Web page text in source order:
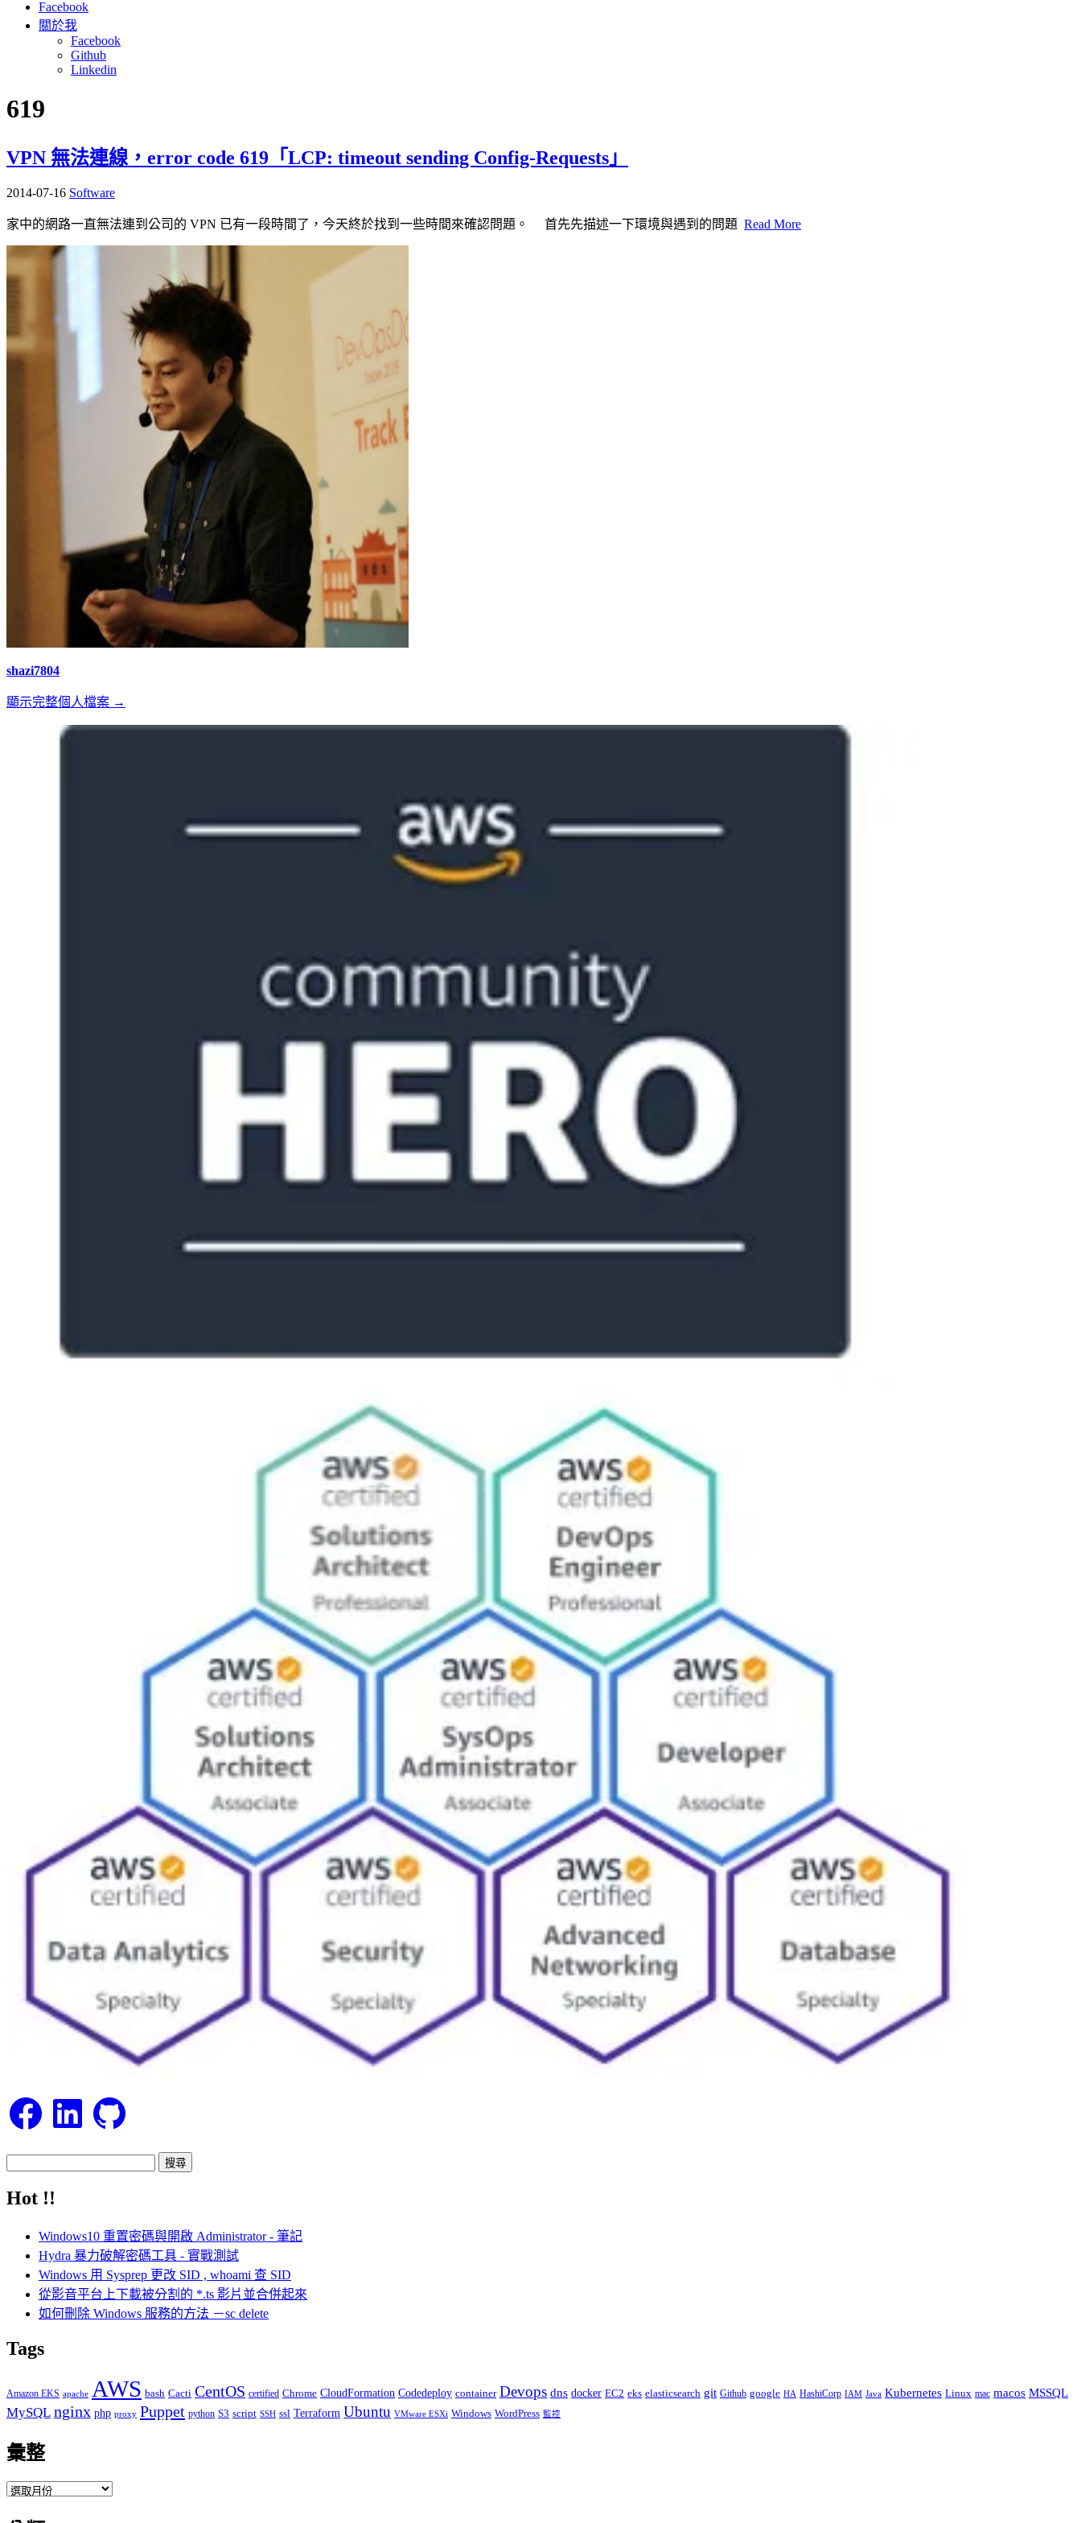
Facebook
關於我
Facebook
Github
Linkedin
619
VPN 無法連線，error code 619「LCP: timeout sending Config-Requests」
2014-07-16 Software
家中的網路一直無法連到公司的 VPN 已有一段時間了，今天終於找到一些時間來確認問題。 首先先描述一下環境與遇到的問題 Read More
shazi7804
顯示完整個人檔案 →
FacebookLinkedIn GitHub
關
Hot !!
Windows10 重置密碼與開啟 Administrator - 筆記
Hydra 暴力破解密碼工具 - 實戰測試
Windows 用 Sysprep 更改 SID , whoami 查 SID
從影音平台上下載被分割的 *.ts 影片並合併起來
如何刪除 Windows 服務的方法 －sc delete
Tags
Amazon EKS apache AWS bash Cacti CentOS certified Chrome CloudFormation Codedeploy container Devops dns docker EC2 eks elasticsearch git Github google HA HashiCorp IAM Java Kubernetes Linux mac macos MSSQL
MySQL nginx php proxy Puppet python S3 script SSH ssl Terraform Ubuntu VMware ESXi Windows WordPress 監控
彙整
彙